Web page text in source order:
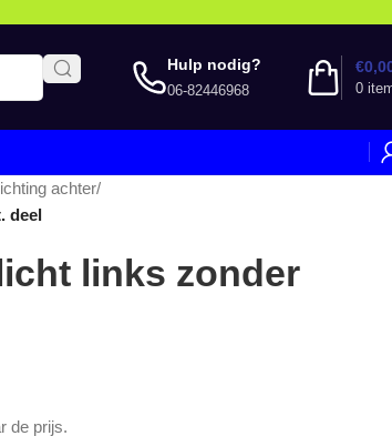
Hulp nodig?
06-82446968 0
€
achter/
deel
links zonder
de prijs.